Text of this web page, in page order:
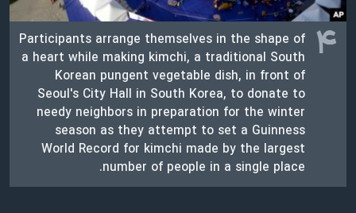
۴ Participants arrange themselves in the shape of
a heart while making kimchi, a traditional South
Korean pungent vegetable dish, in front of
Seoul's City Hall in South Korea, to donate to
needy neighbors in preparation for the winter
season as they attempt to set a Guinness
World Record for kimchi made by the largest
number of people in a single place.